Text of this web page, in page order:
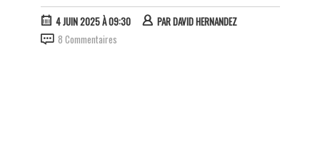
4 JUIN 2025 À 09:30 PARDAVID HERNANDEZ
8 Commentaires